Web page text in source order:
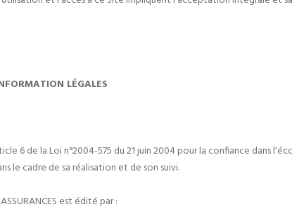
LÉGALES
6 de la Loi n°2004-575 du 21 juin 2004 pour la confiance dans
le cadre de sa réalisation et de son suivi.
est édité par :